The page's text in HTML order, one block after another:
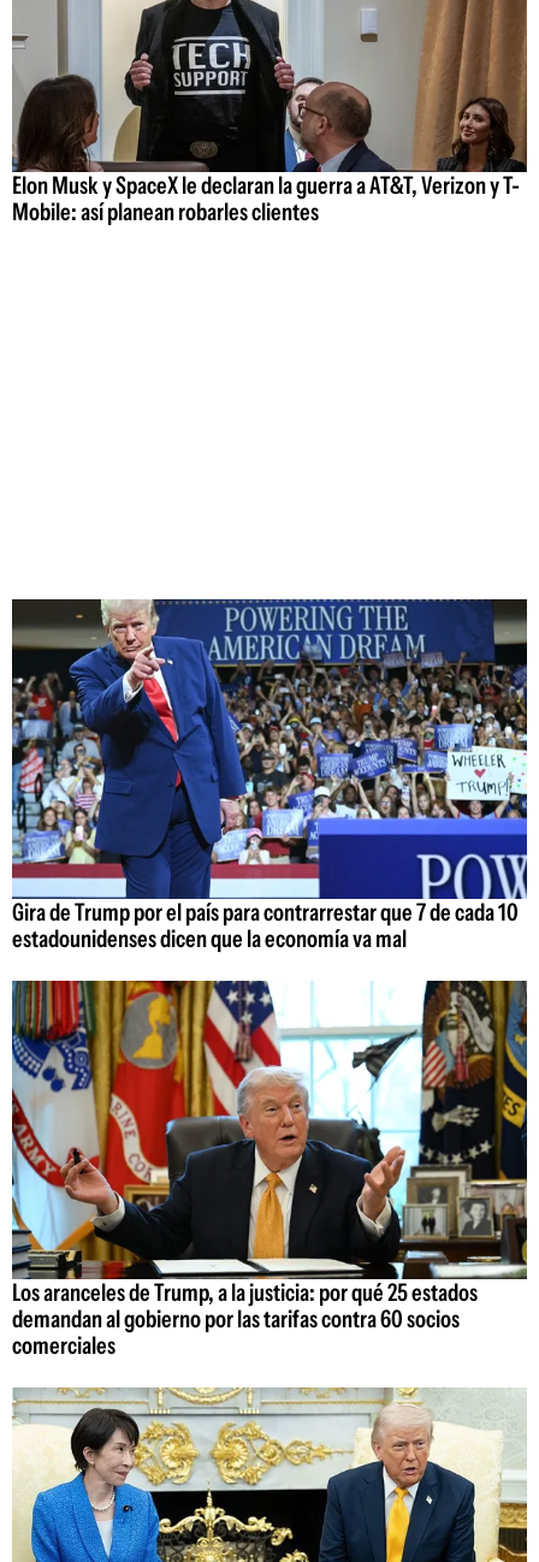
Elon Musk y SpaceX le declaran la guerra a AT&T, Verizon y T-
Mobile: así planean robarles clientes
Gira de Trump por el país para contrarrestar que 7 de cada 10
estadounidenses dicen que la economía va mal
Los aranceles de Trump, a la justicia: por qué 25 estados
demandan al gobierno por las tarifas contra 60 socios
comerciales